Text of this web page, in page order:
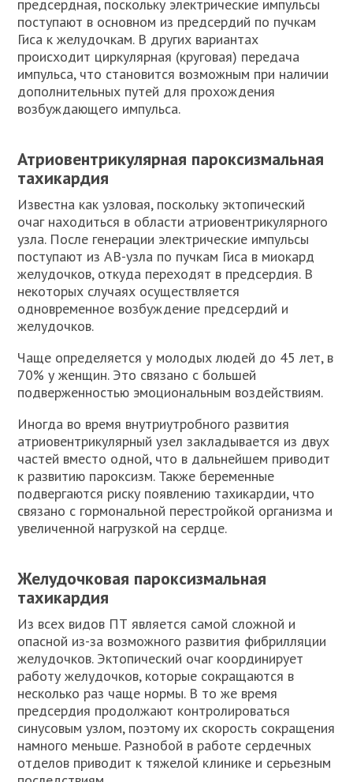
предсердная, поскольку электрические импульсы
поступают в основном из предсердий по пучкам
Гиса к желудочкам. В других вариантах
происходит циркулярная (круговая) передача
импульса, что становится возможным при наличии
дополнительных путей для прохождения
возбуждающего импульса.
Атриовентрикулярная пароксизмальная
тахикардия
Известна как узловая, поскольку эктопический
очаг находиться в области атриовентрикулярного
узла. После генерации электрические импульсы
поступают из АВ-узла по пучкам Гиса в миокард
желудочков, откуда переходят в предсердия. В
некоторых случаях осуществляется
одновременное возбуждение предсердий и
желудочков.
Чаще определяется у молодых людей до 45 лет, в
70% у женщин. Это связано с большей
подверженностью эмоциональным воздействиям.
Иногда во время внутриутробного развития
атриовентрикулярный узел закладывается из двух
частей вместо одной, что в дальнейшем приводит
к развитию пароксизм. Также беременные
подвергаются риску появлению тахикардии, что
связано с гормональной перестройкой организма и
увеличенной нагрузкой на сердце.
Желудочковая пароксизмальная
тахикардия
Из всех видов ПТ является самой сложной и
опасной из-за возможного развития фибрилляции
желудочков. Эктопический очаг координирует
работу желудочков, которые сокращаются в
несколько раз чаще нормы. В то же время
предсердия продолжают контролироваться
синусовым узлом, поэтому их скорость сокращения
намного меньше. Разнобой в работе сердечных
отделов приводит к тяжелой клинике и серьезным